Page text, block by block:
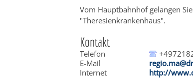
Vom Hauptbahnhof gelangen
"Theresienkrankenhaus".
Kontakt
Telefon
E-Mail
Internet
http://